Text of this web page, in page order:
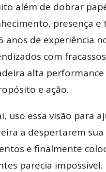
além de dobrar
presença e
anos de experiência
com
alta
e ação.
uso essa visão para
a despertarem sua
e finalmente
parecia impossível.